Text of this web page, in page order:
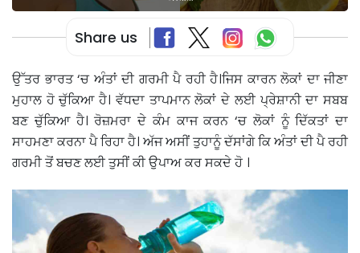
Share us
ਉੱਤਰ ਭਾਰਤ ‘ਚ ਅੰਤਾਂ ਦੀ ਗਰਮੀ ਪੈ ਰਹੀ ਹੈ।ਜਿਸ ਕਾਰਨ ਲੋਕਾਂ ਦਾ ਜੀਣਾ
ਮੁਹਾਲ ਹੋ ਚੁੱਕਿਆ ਹੈ। ਵੱਧਦਾ ਤਾਪਮਾਨ ਲੋਕਾਂ ਦੇ ਲਈ ਪ੍ਰੇਸ਼ਾਨੀ ਦਾ ਸਬਬ
ਬਣ ਚੁੱਕਿਆ ਹੈ। ਰੋਜ਼ਮਰਾ ਦੇ ਕੰਮ ਕਾਜ ਕਰਨ ‘ਚ ਲੋਕਾਂ ਨੂੰ ਦਿੱਕਤਾਂ ਦਾ
ਸਾਹਮਣਾ ਕਰਨਾ ਪੈ ਰਿਹਾ ਹੈ। ਅੱਜ ਅਸੀਂ ਤੁਹਾਨੂੰ ਦੱਸਾਂਗੇ ਕਿ ਅੰਤਾਂ ਦੀ ਪੈ ਰਹੀ
ਗਰਮੀ ਤੋਂ ਬਚਣ ਲਈ ਤੁਸੀਂ ਕੀ ਉਪਾਅ ਕਰ ਸਕਦੇ ਹੋ ।